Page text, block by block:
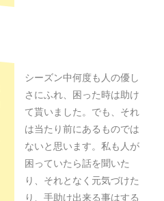
シーズン中何度も人の優し
さにふれ、困った時は助け
て貰いました。でも、それ
は当たり前にあるものでは
ないと思います。私も人が
困っていたら話を聞いた
り、それとなく元気づけた
り、手助け出来る事はする